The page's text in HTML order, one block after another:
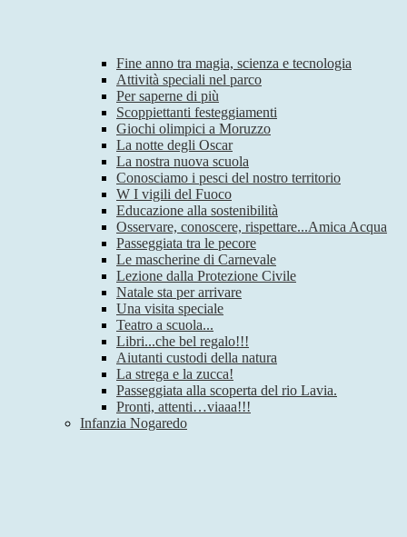
Fine anno tra magia, scienza e tecnologia
Attività speciali nel parco
Per saperne di più
Scoppiettanti festeggiamenti
Giochi olimpici a Moruzzo
La notte degli Oscar
La nostra nuova scuola
Conosciamo i pesci del nostro territorio
W I vigili del Fuoco
Educazione alla sostenibilità
Osservare, conoscere, rispettare...Amica Acqua
Passeggiata tra le pecore
Le mascherine di Carnevale
Lezione dalla Protezione Civile
Natale sta per arrivare
Una visita speciale
Teatro a scuola...
Libri...che bel regalo!!!
Aiutanti custodi della natura
La strega e la zucca!
Passeggiata alla scoperta del rio Lavia.
Pronti, attenti…viaaa!!!
Infanzia Nogaredo